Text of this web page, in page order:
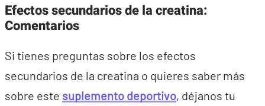
Efectos secundarios de la creatina:
Comentarios
Si tienes preguntas sobre los efectos
secundarios de la creatina o quieres saber más
sobre este suplemento deportivo, déjanos tu